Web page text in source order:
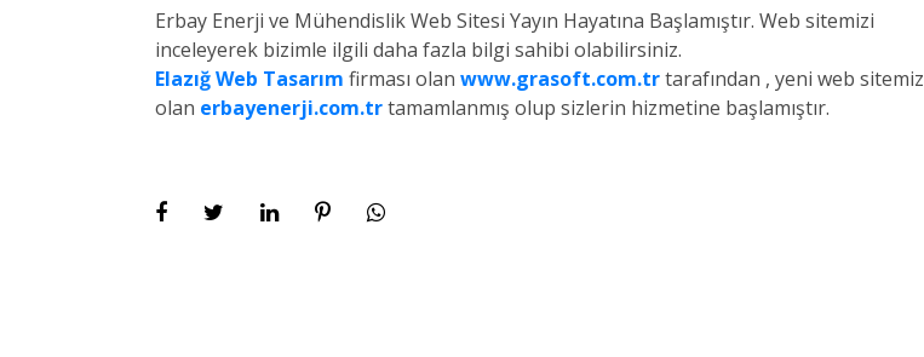
Erbay Enerji ve Mühendislik Web Sitesi Yayın Hayatına Başlamıştır. Web sitemizi
inceleyerek bizimle ilgili daha fazla bilgi sahibi olabilirsiniz.
Elazığ Web Tasarım firması olan www.grasoft.com.trtarafından , yeni web sitemiz
olan erbayenerji.com.trtamamlanmış olup sizlerin hizmetine başlamıştır.